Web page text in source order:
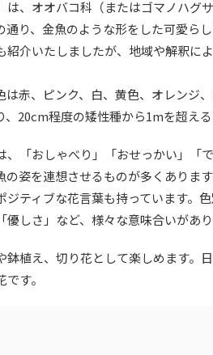
は、オオバコ科（またはゴマノハグ
り、金魚のような形をした可愛らし
紹介いたしましたが、地域や解釈に
は赤、ピンク、白、黄色、オレンジ
20cm程度の矮性種から1mを超える
「おしゃべり」「おせっかい」「
の姿を連想させるものが多くありま
ジティブな花言葉も持っています。
しさ」など、様々な意味合いがあり
鉢植え、切り花として楽しめます。
す。